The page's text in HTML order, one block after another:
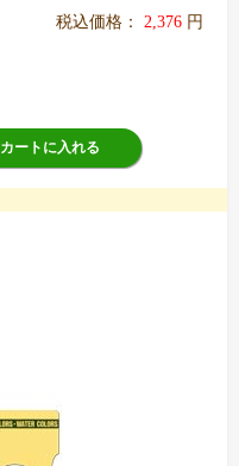
税込価格： 2,376 円
カートに入れる